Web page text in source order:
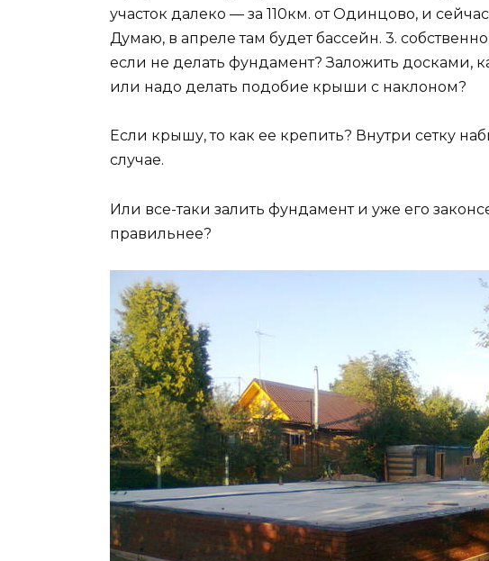
участок далеко — за 110км. от Одинцово, и
Думаю, в апреле там будет бассейн. 3.
если не делать фундамент? Заложить досками,
или надо делать подобие крыши с наклоном?
Если крышу, то как ее крепить? Внутри сетку
случае.
Или все-таки залить фундамент и уже его
правильнее?